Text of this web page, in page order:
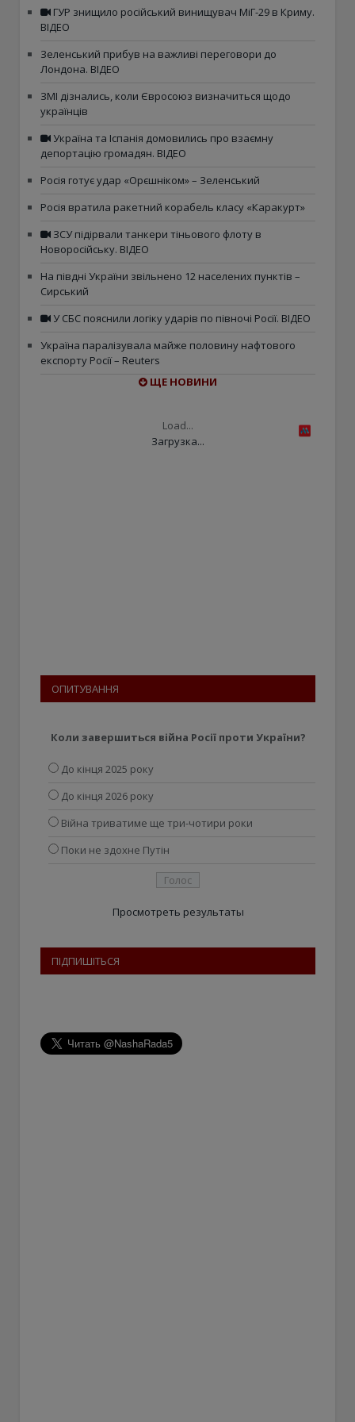
ГУР знищило російський винищувач МіГ-29 в Криму.
ВІДЕО
Зеленський прибув на важливі переговори до
Лондона. ВІДЕО
ЗМІ дізнались, коли Євросоюз визначиться щодо
українців
Україна та Іспанія домовились про взаємну
депортацію громадян. ВІДЕО
Росія готує удар «Орєшніком» – Зеленський
Росія вратила ракетний корабель класу «Каракурт»
ЗСУ підірвали танкери тіньового флоту в
Новоросійську. ВІДЕО
На півдні України звільнено 12 населених пунктів –
Сирський
У СБС пояснили логіку ударів по півночі Росії. ВІДЕО
Україна паралізувала майже половину нафтового
експорту Росії – Reuters
ЩЕ НОВИНИ
Load...
Загрузка...
ОПИТУВАННЯ
Коли завершиться війна Росії проти України?
До кінця 2025 року
До кінця 2026 року
Війна триватиме ще три-чотири роки
Поки не здохне Путін
Просмотреть результаты
ПІДПИШІТЬСЯ